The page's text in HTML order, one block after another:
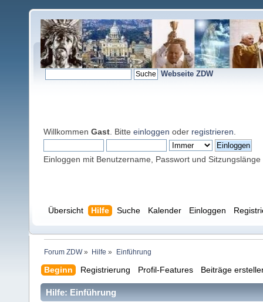
Webseite ZDW
Willkommen Gast . Bitte einloggen oder registrieren
Einloggen mit Benutzername, Passwort und Sitzungslänge
Übersicht Hilfe Suche Kalender Einloggen
Forum ZDW» Hilfe » Einführung
Beginn Registrierung Profil-Features Beiträge
Hilfe: Einführung